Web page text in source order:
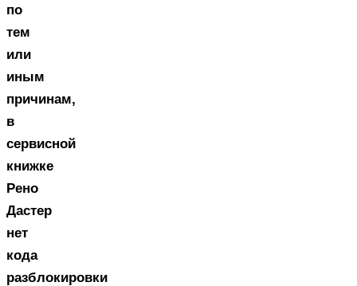
по
тем
или
иным
причинам,
в
сервисной
книжке
Рено
Дастер
нет
кода
разблокировки